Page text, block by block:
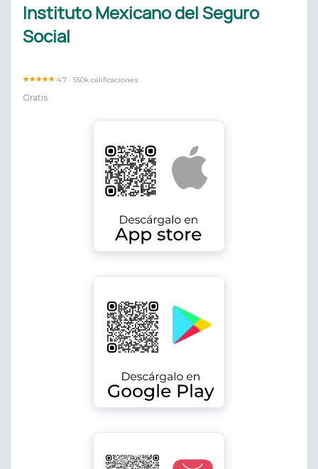
Instituto Mexicano del Seguro
Social
4.7 · 550k calificaciones
Gratis